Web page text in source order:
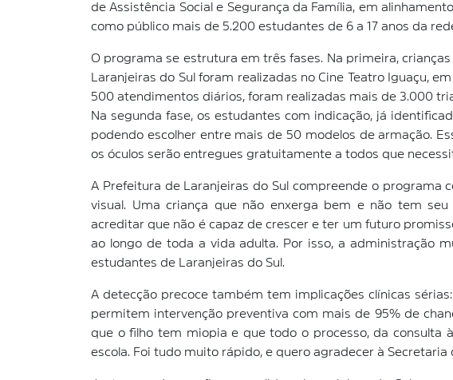
de Assistência Social e Segurança da Família, em
como público mais de 5.200 estudantes de 6 a 17 anos da
O programa se estrutura em três fases. Na primeira,
Laranjeiras do Sul foram realizadas no Cine Teatro Iguaçu,
500 atendimentos diários, foram realizadas mais de 3.000
Na segunda fase, os estudantes com indicação, já
podendo escolher entre mais de 50 modelos de armação.
os óculos serão entregues gratuitamente a todos que
A Prefeitura de Laranjeiras do Sul compreende o programa
visual. Uma criança que não enxerga bem e não tem
acreditar que não é capaz de crescer e ter um futuro
ao longo de toda a vida adulta. Por isso, a administração
estudantes de Laranjeiras do Sul.
A detecção precoce também tem implicações clínicas
permitem intervenção preventiva com mais de 95% de
que o filho tem miopia e que todo o processo, da consulta
escola. Foi tudo muito rápido, e quero agradecer à Secretaria